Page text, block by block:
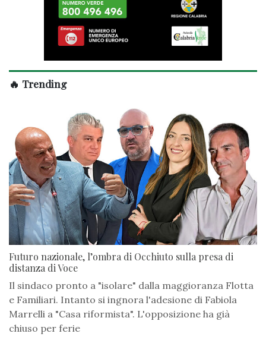
🔥 Trending
Futuro nazionale, l’ombra di Occhiuto sulla presa di
distanza di Voce
Il sindaco pronto a "isolare" dalla maggioranza Flotta
e Familiari. Intanto si ingnora l'adesione di Fabiola
Marrelli a "Casa riformista". L'opposizione ha già
chiuso per ferie